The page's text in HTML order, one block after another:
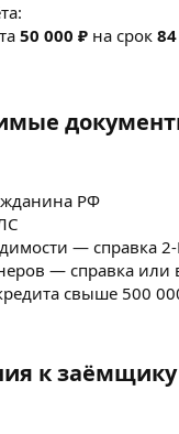
50 000 ₽ на срок
РФ
— справка
— справка
свыше 500
к заёмщику​